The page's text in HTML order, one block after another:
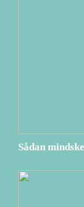
Sådan